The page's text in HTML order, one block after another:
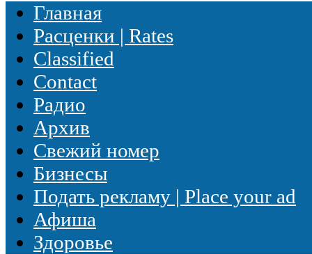
Главная
Расценки | Rates
Classified
Contact
Радио
Архив
Свежий номер
Бизнесы
Подать рекламу | Place your ad
Афиша
Здоровье